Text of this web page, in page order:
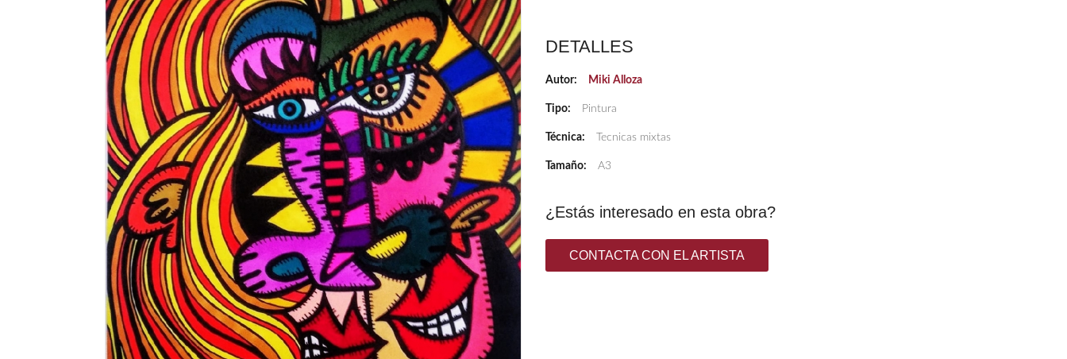
DETALLES
Autor: Miki Alloza
Tipo: Pintura
Técnica: Tecnicas mixtas
Tamaño: A3
¿Estás interesado en esta obra?
CONTACTA CON EL ARTISTA